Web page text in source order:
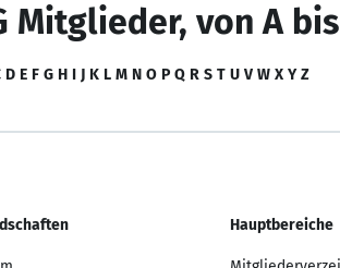
Mitglieder, von A
D E F G H I J K L M N O P Q R S T U V W X Y Z
Hauptbereiche